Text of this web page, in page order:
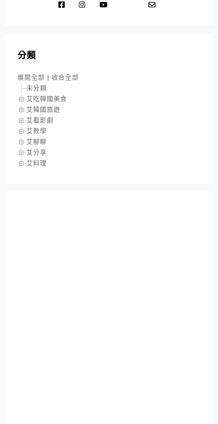
分類
展開全部
收合全部
未分類
艾吃韓國美食
艾韓國旅遊
艾看影劇
艾教學
艾聊聊
艾分享
艾料理